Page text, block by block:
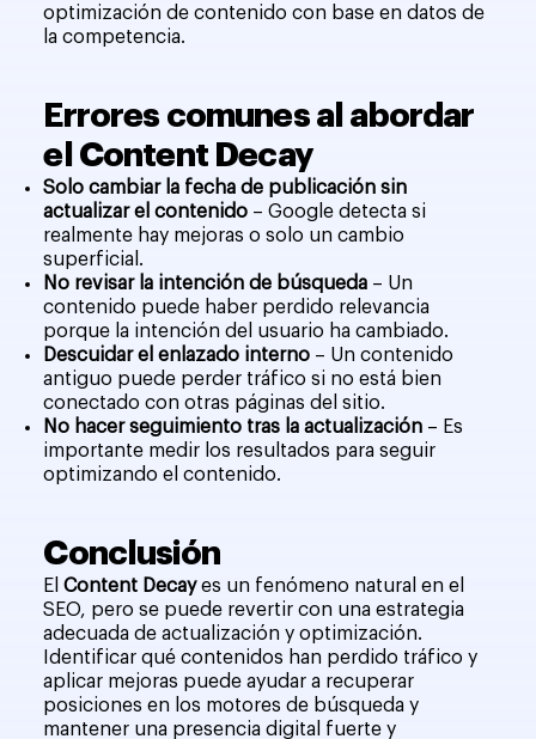
optimización de contenido con base en datos de
la competencia.
Errores comunes al abordar
el Content Decay
Solo cambiar la fecha de publicación sin
actualizar el contenido – Google detecta si
realmente hay mejoras o solo un cambio
superficial.
No revisar la intención de búsqueda – Un
contenido puede haber perdido relevancia
porque la intención del usuario ha cambiado.
Descuidar el enlazado interno – Un contenido
antiguo puede perder tráfico si no está bien
conectado con otras páginas del sitio.
No hacer seguimiento tras la actualización – Es
importante medir los resultados para seguir
optimizando el contenido.
Conclusión
ElContent Decayes un fenómeno natural en el
SEO, pero se puede revertir con una estrategia
adecuada de actualización y optimización.
Identificar qué contenidos han perdido tráfico y
aplicar mejoras puede ayudar a recuperar
posiciones en los motores de búsqueda y
mantener una presencia digital fuerte y